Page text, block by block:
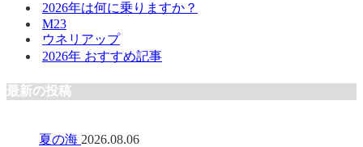
2026年は何に乗りますか？
M23
ウネリアップ
2026年 おすすめ記事
最新の投稿
夏の海 2026.08.06